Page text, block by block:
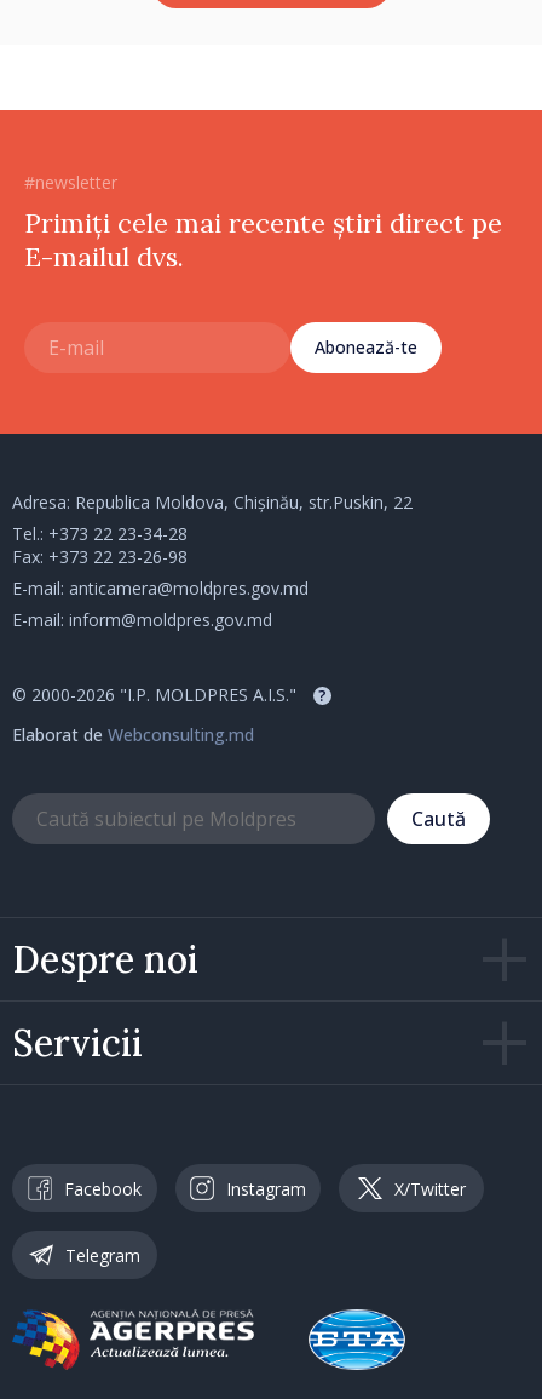
#newsletter
Primiți cele mai recente știri direct pe
E-mailul dvs.
Abonează-te
Despre noi
Servicii
Adresa: Republica Moldova, Chișinău, str.Puskin, 22
Tel.: +373 22 23-34-28
Fax: +373 22 23-26-98
E-mail: anticamera@moldpres.gov.md
E-mail: inform@moldpres.gov.md
© 2000-2026 "I.P. MOLDPRES A.I.S." ?
Elaborat de Webconsulting.md
Caută
Facebook Instagram X/Twitter
Telegram